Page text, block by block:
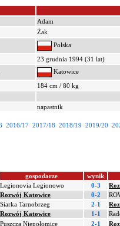
Adam
Żak
Polska
23 grudnia 1994 (31 lat)
Katowice
184 cm / 80 kg
napastnik
2016/17 2017/18 2018/19 2019/20
gospodarze
wynik
Legionovia Legionowo 0-3
Rozwój Katowice 0-2
Siarka Tarnobrzeg 2-1
Rozwój Katowice 1-1
Puszcza Niepołomice 2-1